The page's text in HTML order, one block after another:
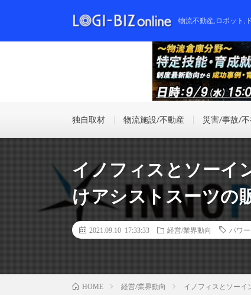
物流不動産,ロボット,
独自取材 物流施設/不動産 災害/事故/
イノフィスとソーイ
けアシストスーツの
2021.09.10 17:33:33 経営/業界動向 パワ
HOME 経営/業界動向 イノフィスとソーイ